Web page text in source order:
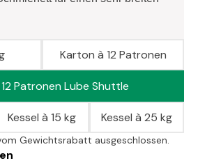
Gewichtsrabatt ausgeschlossen.
Karton à 12 Patronen
Patronen Lube Shuttle
Kessel à 15 kg Kessel à 25 kg